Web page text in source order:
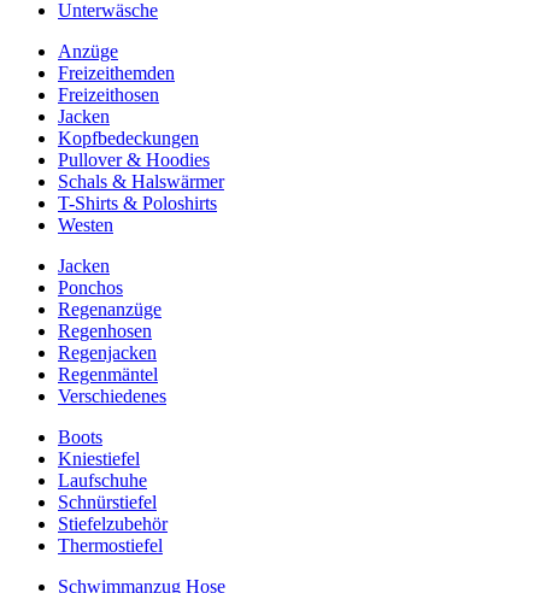
Unterwäsche
Anzüge
Freizeithemden
Freizeithosen
Jacken
Kopfbedeckungen
Pullover & Hoodies
Schals & Halswärmer
T-Shirts & Poloshirts
Westen
Jacken
Ponchos
Regenanzüge
Regenhosen
Regenjacken
Regenmäntel
Verschiedenes
Boots
Kniestiefel
Laufschuhe
Schnürstiefel
Stiefelzubehör
Thermostiefel
Schwimmanzug Hose